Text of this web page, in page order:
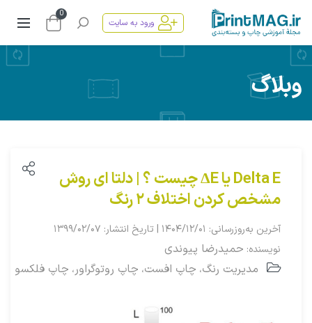
ورود به سایت
0
وبلاگ
Delta E یا ΔE چیست ؟ | دلتا ای روش
مشخص کردن اختلاف ۲ رنگ
آخرین به‌روزرسانی: ۱۴۰۴/۱۲/۰۱ | تاریخ انتشار: ۱۳۹۹/۰۲/۰۷
نویسنده: حمیدرضا پیوندی
مدیریت رنگ، چاپ افست، چاپ روتوگراور، چاپ فلکسو